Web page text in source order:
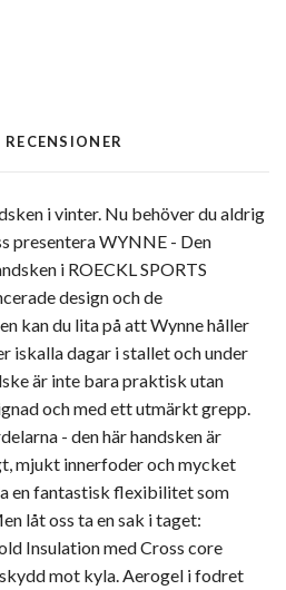
RECENSIONER
i vinter. Nu behöver du aldrig
presentera WYNNE - Den
i ROECKL SPORTS
design och de
kan du lita på att Wynne håller
iskalla dagar i stallet och under
är inte bara praktisk utan
och med ett utmärkt grepp.
- den här handsken är
mjukt innerfoder och mycket
en fantastisk flexibilitet som
låt oss ta en sak i taget:
Insulation med Cross core
mot kyla. Aerogel i fodret